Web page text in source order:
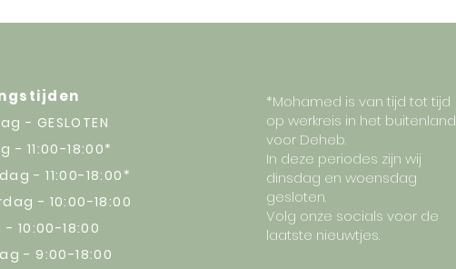
- GESLOTEN
- 11:00-18:00*
- 11:00-18:00*
- 10:00-18:00
10:00-18:00
- 9:00-18:00
*Mohamed is van tijd tot tijd
op werkreis in het buitenland
voor Deheb.
In deze periodes zijn wij
dinsdag en woensdag
gesloten.
Volg onze socials voor de
laatste nieuwtjes.